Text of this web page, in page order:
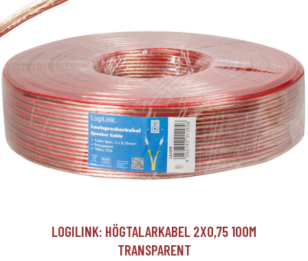
LOGILINK: HÖGTALARKABEL 2X0,75 100M
TRANSPARENT